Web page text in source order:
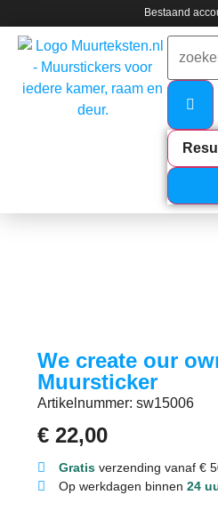
Bestaand
We create our
Muursticker
Artikelnummer: sw15006
€ 22,00
Gratisverzending vanaf €
Op werkdagen binnen 24